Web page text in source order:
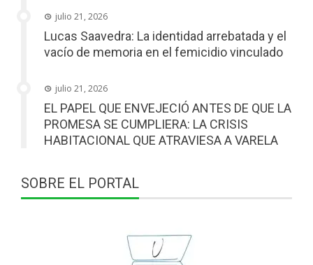
julio 21, 2026
Lucas Saavedra: La identidad arrebatada y el
vacío de memoria en el femicidio vinculado
julio 21, 2026
EL PAPEL QUE ENVEJECIÓ ANTES DE QUE LA
PROMESA SE CUMPLIERA: LA CRISIS
HABITACIONAL QUE ATRAVIESA A VARELA
SOBRE EL PORTAL